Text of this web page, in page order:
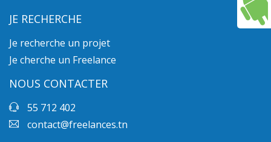
JE RECHERCHE
Je recherche un projet
Je cherche un Freelance
NOUS CONTACTER
55 712 402
contact@freelances.tn